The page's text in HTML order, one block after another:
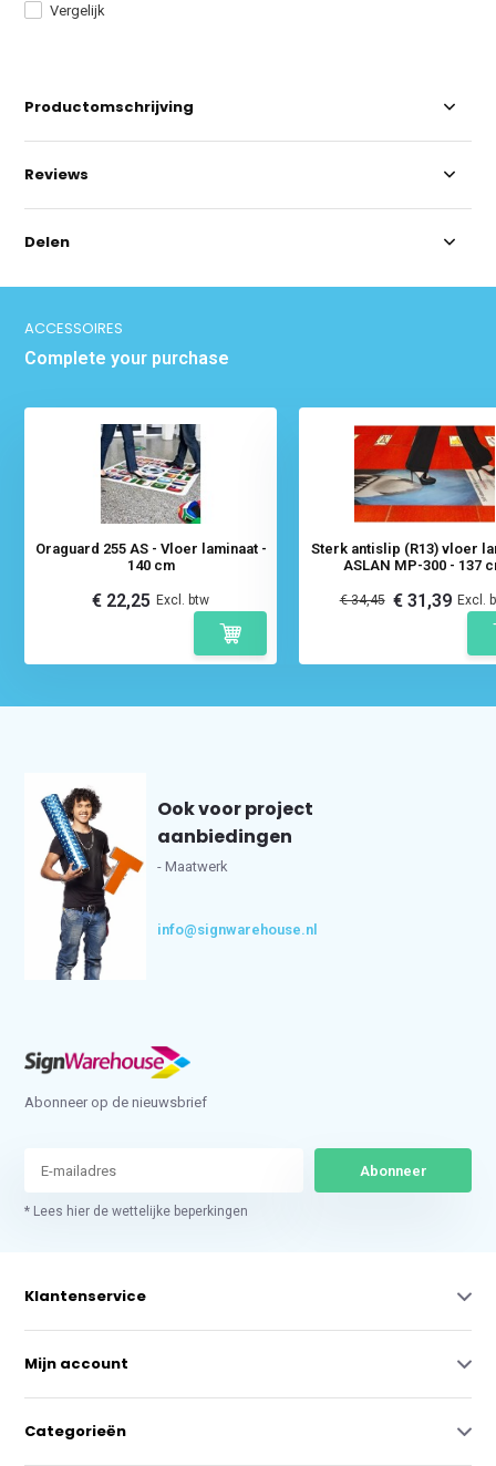
Vergelijk
Productomschrijving
Reviews
Delen
ACCESSOIRES
Complete your purchase
Oraguard 255 AS - Vloer laminaat -
140 cm
€ 22,25 Excl. btw
Sterk antislip (R13) vloer
ASLAN MP-300 - 137
€ 34,45 € 31,39 Excl.
Ook voor project
aanbiedingen
- Maatwerk
info@signwarehouse.nl
Abonneer op de nieuwsbrief
Abonneer
* Lees hier de wettelijke beperkingen
Klantenservice
Mijn account
Categorieën